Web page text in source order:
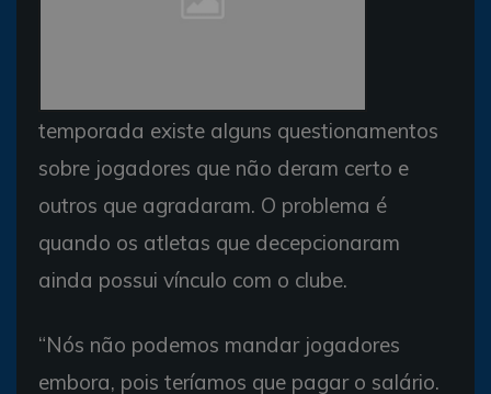
temporada existe alguns questionamentos
sobre jogadores que não deram certo e
outros que agradaram. O problema é
quando os atletas que decepcionaram
ainda possui vínculo com o clube.
“Nós não podemos mandar jogadores
embora, pois teríamos que pagar o salário.